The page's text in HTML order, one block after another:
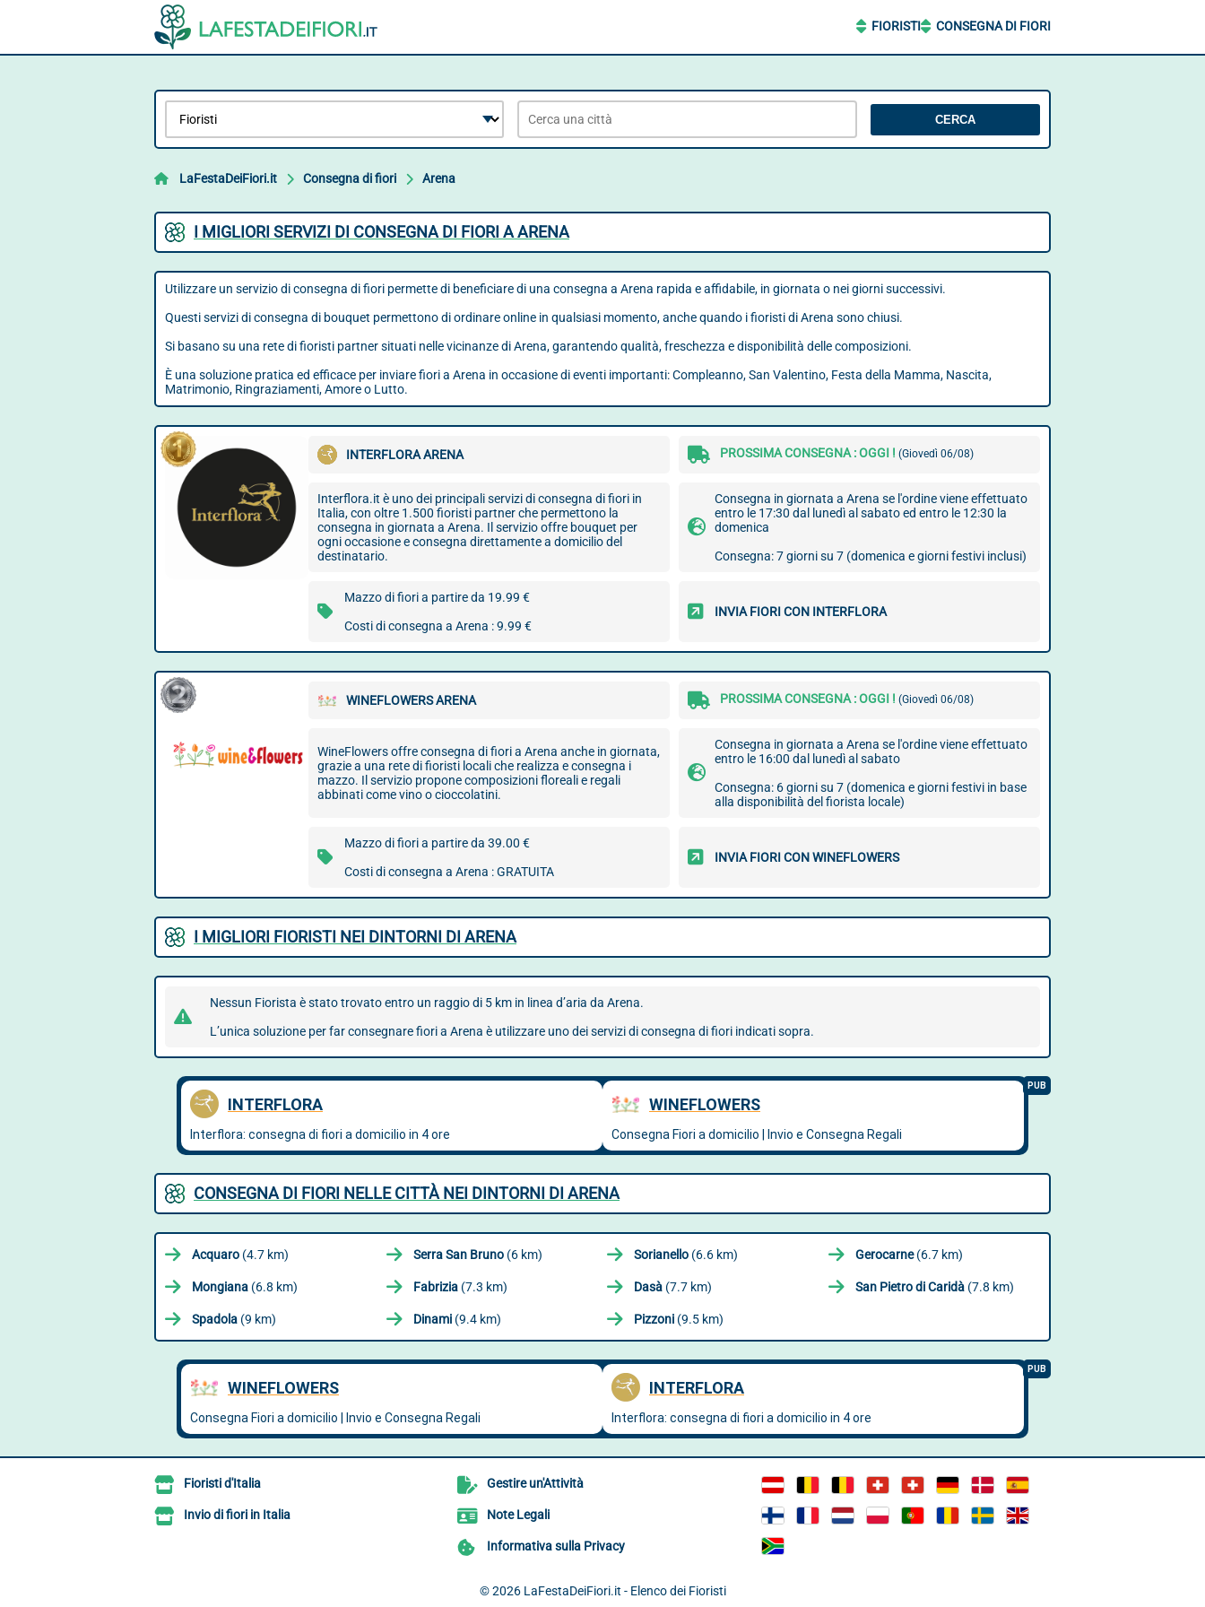
FIORISTI CONSEGNA DI FIORI
CERCA
LaFestaDeiFiori.it Consegna di fiori Arena
I MIGLIORI SERVIZI DI CONSEGNA DI FIORI A ARENA
Utilizzare un servizio di consegna di fiori permette di beneficiare di una consegna a Arena rapida e affidabile, in giornata o nei giorni successivi.
Questi servizi di consegna di bouquet permettono di ordinare online in qualsiasi momento, anche quando i fioristi di Arena sono chiusi.
Si basano su una rete di fioristi partner situati nelle vicinanze di Arena, garantendo qualità, freschezza e disponibilità delle composizioni.
È una soluzione pratica ed efficace per inviare fiori a Arena in occasione di eventi importanti: Compleanno, San Valentino, Festa della Mamma, Nascita,
Matrimonio, Ringraziamenti, Amore o Lutto.
INTERFLORA ARENA PROSSIMA CONSEGNA : OGGI ! (Giovedì 06/08)
Interflora.it è uno dei principali servizi di consegna di fiori in
Italia, con oltre 1.500 fioristi partner che permettono la
consegna in giornata a Arena. Il servizio offre bouquet per
ogni occasione e consegna direttamente a domicilio del
destinatario.
Consegna in giornata a Arena se l'ordine viene effettuato
entro le 17:30 dal lunedì al sabato ed entro le 12:30 la
domenica
Consegna: 7 giorni su 7 (domenica e giorni festivi inclusi)
Mazzo di fiori a partire da 19.99 €
Costi di consegna a Arena : 9.99 €
INVIA FIORI CON INTERFLORA
WINEFLOWERS ARENA PROSSIMA CONSEGNA : OGGI ! (Giovedì 06/08)
WineFlowers offre consegna di fiori a Arena anche in giornata,
grazie a una rete di fioristi locali che realizza e consegna i
mazzo. Il servizio propone composizioni floreali e regali
abbinati come vino o cioccolatini.
Consegna in giornata a Arena se l'ordine viene effettuato
entro le 16:00 dal lunedì al sabato
Consegna: 6 giorni su 7 (domenica e giorni festivi in base
alla disponibilità del fiorista locale)
Mazzo di fiori a partire da 39.00 €
Costi di consegna a Arena : GRATUITA
INVIA FIORI CON WINEFLOWERS
I MIGLIORI FIORISTI NEI DINTORNI DI ARENA
Nessun Fiorista è stato trovato entro un raggio di 5 km in linea d’aria da Arena.
L’unica soluzione per far consegnare fiori a Arena è utilizzare uno dei servizi di consegna di fiori indicati sopra.
CONSEGNA DI FIORI NELLE CITTÀ NEI DINTORNI DI ARENA
Acquaro (4.7 km) Serra San Bruno(6 km) Sorianello (6.6 km) Gerocarne(6.7 km)
Mongiana (6.8 km) Fabrizia(7.3 km) Dasà (7.7 km) San Pietro di Caridà(7.8 km)
Spadola (9 km) Dinami(9.4 km) Pizzoni (9.5 km)
Fioristi d'Italia
Invio di fiori in Italia
Gestire un'Attività
Note Legali
Informativa sulla Privacy
© 2026 LaFestaDeiFiori.it - Elenco dei Fioristi